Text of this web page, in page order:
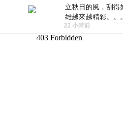
立秋日的風，刮得
雄越來越精彩。。
天的風刮得很熱 夜
22 小時前